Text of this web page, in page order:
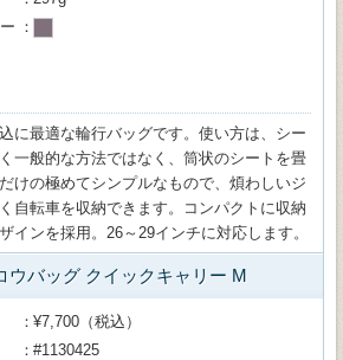
に最適な輪行バッグです。使い方は、シー
一般的な方法ではなく、筒状のシートを畳
けの極めてシンプルなもので、煩わしいジ
自転車を収納できます。コンパクトに収納
インを採用。26～29インチに対応します。
ウバッグ クイックキャリー M
¥7,700（税込）
#1130425